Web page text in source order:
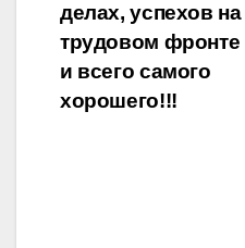
делах, успехов на
трудовом фронте
и всего самого
хорошего!!!